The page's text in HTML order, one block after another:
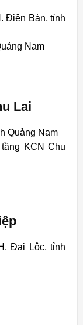
Điện Bàn, tỉnh
Nam
Lai
Quảng Nam
KCN Chu
Đại Lộc, tỉnh